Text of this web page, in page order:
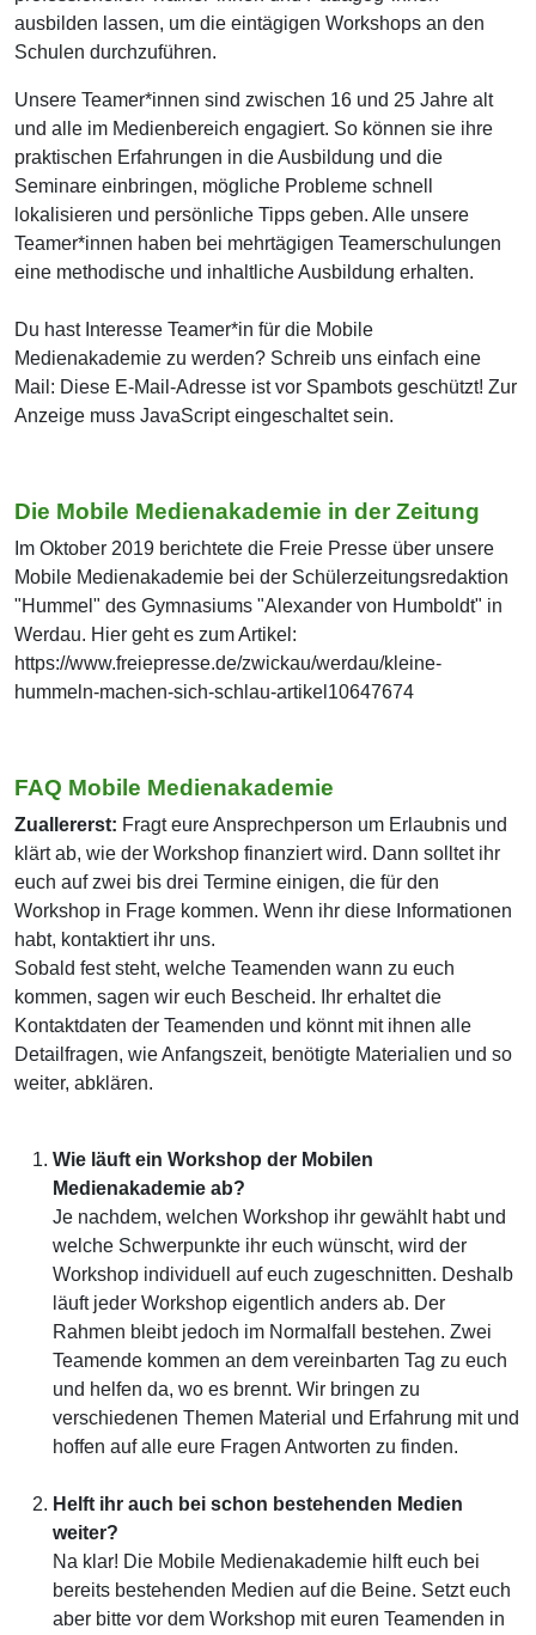
ausbilden lassen, um die eintägigen Workshops an den
Schulen durchzuführen.
Unsere Teamer*innen sind zwischen 16 und 25 Jahre alt
und alle im Medienbereich engagiert. So können sie ihre
praktischen Erfahrungen in die Ausbildung und die
Seminare einbringen, mögliche Probleme schnell
lokalisieren und persönliche Tipps geben. Alle unsere
Teamer*innen haben bei mehrtägigen Teamerschulungen
eine methodische und inhaltliche Ausbildung erhalten.
Du hast Interesse Teamer*in für die Mobile
Medienakademie zu werden? Schreib uns einfach eine
Mail: Diese E-Mail-Adresse ist vor Spambots geschützt! Zur
Anzeige muss JavaScript eingeschaltet sein.
Die Mobile Medienakademie in der Zeitung
Im Oktober 2019 berichtete die Freie Presse über unsere
Mobile Medienakademie bei der Schülerzeitungsredaktion
"Hummel" des Gymnasiums "Alexander von Humboldt" in
Werdau. Hier geht es zum Artikel:
https://www.freiepresse.de/zwickau/werdau/kleine-
hummeln-machen-sich-schlau-artikel10647674
FAQ Mobile Medienakademie
Zuallererst: Fragt eure Ansprechperson um Erlaubnis und
klärt ab, wie der Workshop finanziert wird. Dann solltet ihr
euch auf zwei bis drei Termine einigen, die für den
Workshop in Frage kommen. Wenn ihr diese Informationen
habt, kontaktiert ihr uns.
Sobald fest steht, welche Teamenden wann zu euch
kommen, sagen wir euch Bescheid. Ihr erhaltet die
Kontaktdaten der Teamenden und könnt mit ihnen alle
Detailfragen, wie Anfangszeit, benötigte Materialien und so
weiter, abklären.
Wie läuft ein Workshop der Mobilen
Medienakademie ab?
Je nachdem, welchen Workshop ihr gewählt habt und
welche Schwerpunkte ihr euch wünscht, wird der
Workshop individuell auf euch zugeschnitten. Deshalb
läuft jeder Workshop eigentlich anders ab. Der
Rahmen bleibt jedoch im Normalfall bestehen. Zwei
Teamende kommen an dem vereinbarten Tag zu euch
und helfen da, wo es brennt. Wir bringen zu
verschiedenen Themen Material und Erfahrung mit und
hoffen auf alle eure Fragen Antworten zu finden.
Helft ihr auch bei schon bestehenden Medien
weiter?
Na klar! Die Mobile Medienakademie hilft euch bei
bereits bestehenden Medien auf die Beine. Setzt euch
aber bitte vor dem Workshop mit euren Teamenden in